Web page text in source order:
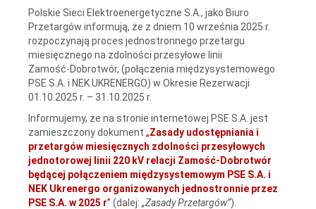
Polskie Sieci Elektroenergetyczne S.A., jako Biuro
Przetargów informują, że z dniem 10 września 2025 r.
rozpoczynają proces jednostronnego przetargu
miesięcznego na zdolności przesyłowe linii
Zamość‑Dobrotwór, (połączenia międzysystemowego
PSE S.A. i NEK UKRENERGO) w Okresie Rezerwacji
01.10.2025 r. – 31.10.2025 r.
Informujemy, że na stronie internetowej PSE S.A. jest
zamieszczony dokument „Zasady udostępniania i
przetargów miesięcznych zdolności przesyłowych
jednotorowej linii 220 kV relacji Zamość‑Dobrotwór
będącej połączeniem międzysystemowym PSE S.A. i
NEK Ukrenergo organizowanych jednostronnie przez
PSE S.A. w 2025 r” (dalej: „Zasady Przetargów”).